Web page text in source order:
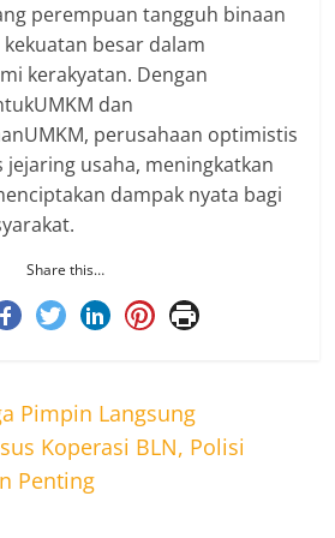
perempuan tangguh binaan
besar dalam
kerakyatan. Dengan
dan
perusahaan optimistis
usaha, meningkatkan
dampak nyata bagi
Share this…
Pimpin Langsung
Koperasi BLN, Polisi
Penting